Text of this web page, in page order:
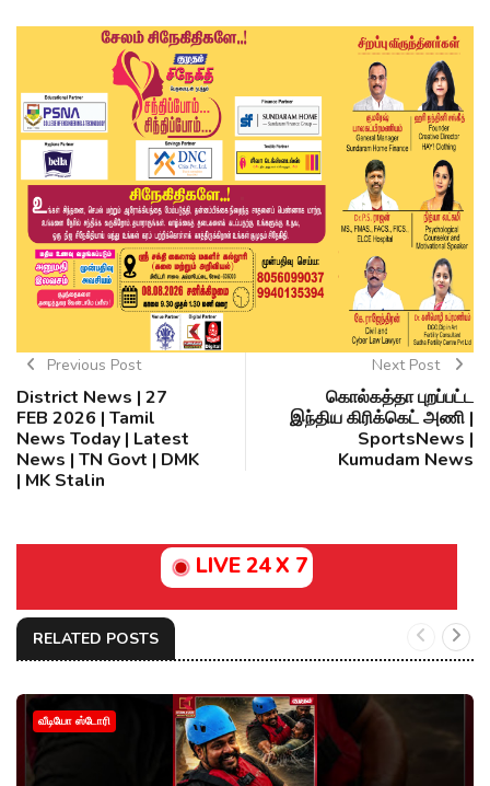
Previous Post
District News | 27
FEB 2026 | Tamil
News Today | Latest
News | TN Govt | DMK
| MK Stalin
Next Post
கொல்கத்தா புறப்பட்ட
இந்திய கிரிக்கெட் அணி |
SportsNews |
Kumudam News
LIVE 24 X 7
RELATED POSTS
வீடியோ ஸ்டோரி